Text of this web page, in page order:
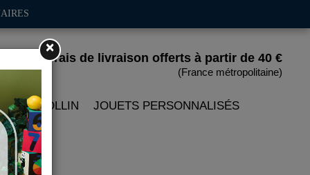
Frais de livraison offerts à partir de 40 €
(France métropolitaine)
PETITCOLLIN JOUETS PERSONNALISÉS
×